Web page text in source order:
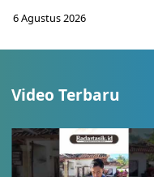
6 Agustus 2026
Video Terbaru